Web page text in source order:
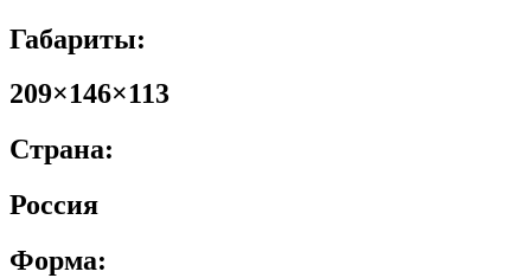
Габариты:
209×146×113
Страна:
Россия
Форма: